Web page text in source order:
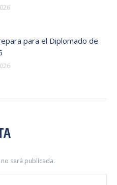
para el Diplomado de
será publicada.